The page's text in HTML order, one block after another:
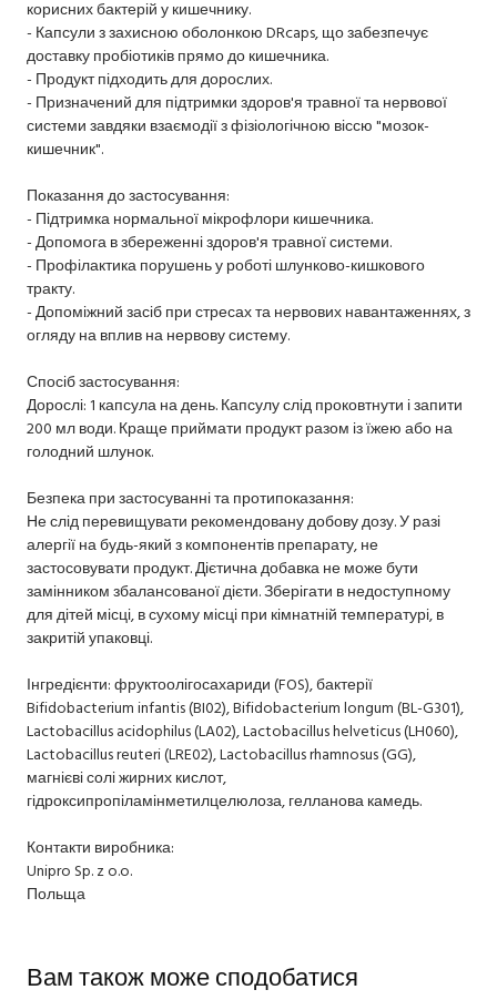
корисних бактерій у кишечнику.
- Капсули з захисною оболонкою DRcaps, що забезпечує
доставку пробіотиків прямо до кишечника.
- Продукт підходить для дорослих.
- Призначений для підтримки здоров'я травної та нервової
системи завдяки взаємодії з фізіологічною віссю "мозок-
кишечник".
Показання до застосування:
- Підтримка нормальної мікрофлори кишечника.
- Допомога в збереженні здоров'я травної системи.
- Профілактика порушень у роботі шлунково-кишкового
тракту.
- Допоміжний засіб при стресах та нервових навантаженнях, з
огляду на вплив на нервову систему.
Спосіб застосування:
Дорослі: 1 капсула на день. Капсулу слід проковтнути і запити
200 мл води. Краще приймати продукт разом із їжею або на
голодний шлунок.
Безпека при застосуванні та протипоказання:
Не слід перевищувати рекомендовану добову дозу. У разі
алергії на будь-який з компонентів препарату, не
застосовувати продукт. Дієтична добавка не може бути
замінником збалансованої дієти. Зберігати в недоступному
для дітей місці, в сухому місці при кімнатній температурі, в
закритій упаковці.
Інгредієнти: фруктоолігосахариди (FOS), бактерії
Bifidobacterium infantis (BI02), Bifidobacterium longum (BL-G301),
Lactobacillus acidophilus (LA02), Lactobacillus helveticus (LH060),
Lactobacillus reuteri (LRE02), Lactobacillus rhamnosus (GG),
магнієві солі жирних кислот,
гідроксипропіламінметилцелюлоза, гелланова камедь.
Контакти виробника:
Unipro Sp. z o.o.
Польща
Вам також може сподобатися